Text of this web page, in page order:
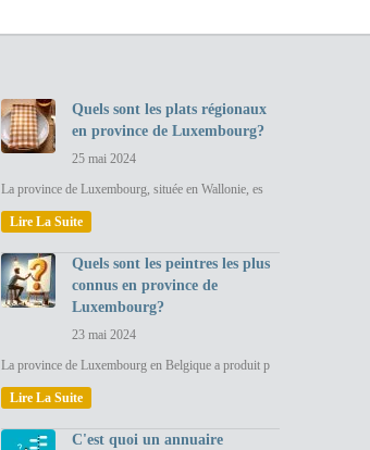
Quels sont les plats régionaux
en province de Luxembourg?
25 mai 2024
La province de Luxembourg, située en Wallonie, es
Lire La Suite
Quels sont les peintres les plus
connus en province de
Luxembourg?
23 mai 2024
La province de Luxembourg en Belgique a produit p
Lire La Suite
C'est quoi un annuaire